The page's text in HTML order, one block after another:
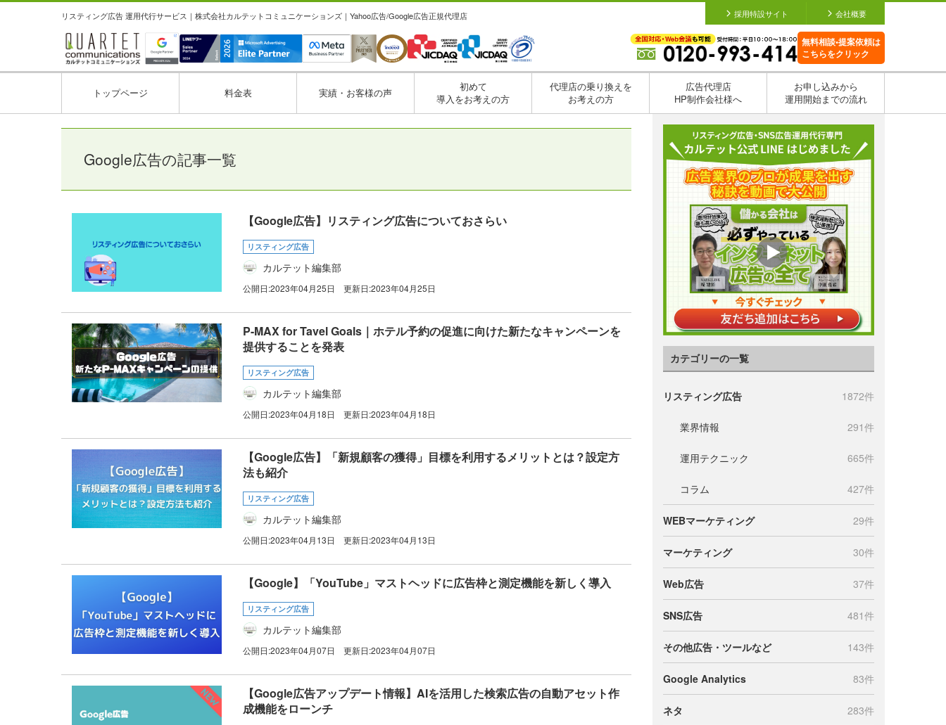
リスティング広告 運用代行サービス｜株式会社カルテットコミュニケーションズ｜Yahoo広告/Google広告正規代理店 採用特設サイト 会社概要
無料相談•提案依頼は
こちらをクリック
トップページ 料金表 実績・お客様の声
初めて
導入をお考えの方
代理店の乗り換えを
お考えの方
広告代理店
HP制作会社様へ
お申し込みから
運用開始までの流れ
Google広告の記事一覧
【Google広告】リスティング広告についておさらい
リスティング広告
カルテット編集部
公開日:2023年04月25日 更新日:2023年04月25日
P-MAX for Tavel Goals｜ホテル予約の促進に向けた新たなキャンペーンを
提供することを発表
リスティング広告
カルテット編集部
公開日:2023年04月18日 更新日:2023年04月18日
【Google広告】「新規顧客の獲得」目標を利用するメリットとは？設定方
法も紹介
リスティング広告
カルテット編集部
公開日:2023年04月13日 更新日:2023年04月13日
【Google】「YouTube」マストヘッドに広告枠と測定機能を新しく導入
リスティング広告
カルテット編集部
公開日:2023年04月07日 更新日:2023年04月07日
【Google広告アップデート情報】AIを活用した検索広告の自動アセット作
成機能をローンチ
カテゴリーの一覧
リスティング広告 1872件
業界情報 291件
運用テクニック 665件
コラム 427件
WEBマーケティング 29件
マーケティング 30件
Web広告 37件
SNS広告 481件
その他広告・ツールなど 143件
Google Analytics 83件
ネタ 283件